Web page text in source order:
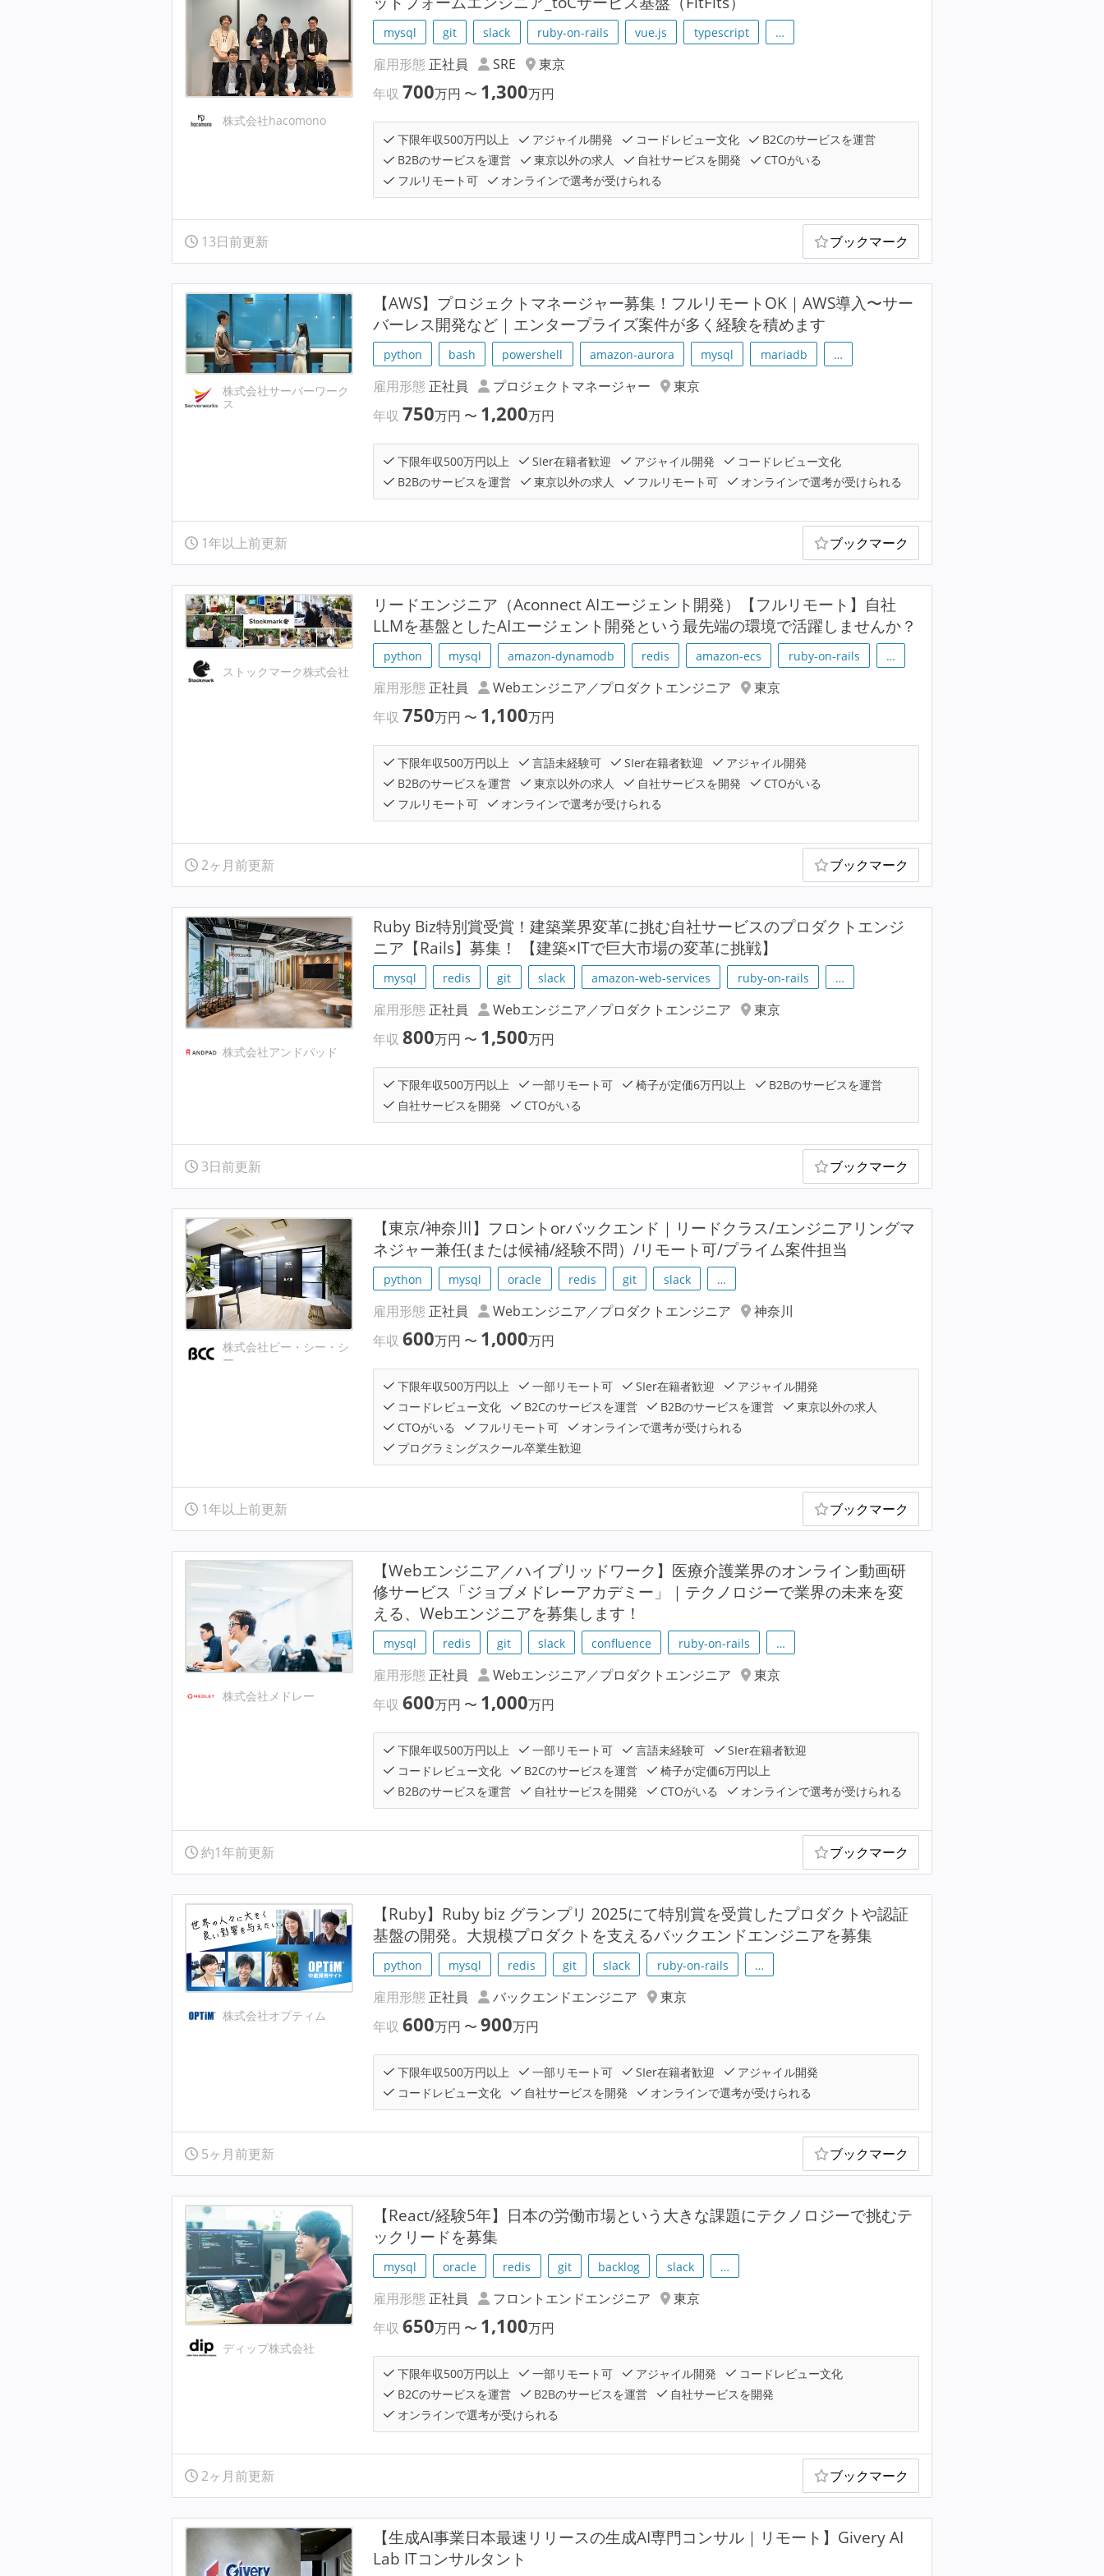
株式会社hacomono
mysql git slack ruby-on-rails vue.js typescript …
雇用形態 正社員 SRE
東京
年収700万円 〜 1,300万円
下限年収500万円以上 アジャイル開発 コードレビュー文化
B2Cのサービスを運営
B2Bのサービスを運営
東京以外の求人 自社サービスを開発
CTOがいる
フルリモート可
オンラインで選考が受けられる
13日前更新 ブックマーク
株式会社サーバーワーク
ス
【AWS】プロジェクトマネージャー募集！フルリモートOK｜AWS導入〜サー
バーレス開発など｜エンタープライズ案件が多く経験を積めます
python bash powershell amazon-aurora mysql mariadb …
雇用形態 正社員 プロジェクトマネージャー
東京
年収750万円 〜 1,200万円
下限年収500万円以上 SIer在籍者歓迎 アジャイル開発
コードレビュー文化
B2Bのサービスを運営
東京以外の求人 フルリモート可 オンラインで選考が受けられる
1年以上前更新 ブックマーク
ストックマーク株式会社
リードエンジニア（Aconnect AIエージェント開発）【フルリモート】自社
LLMを基盤としたAIエージェント開発という最先端の環境で活躍しませんか？
python mysql amazon-dynamodb redis amazon-ecs ruby-on-rails …
雇用形態 正社員 Webエンジニア／プロダクトエンジニア
東京
年収750万円 〜 1,100万円
下限年収500万円以上 言語未経験可 SIer在籍者歓迎
アジャイル開発
B2Bのサービスを運営
東京以外の求人 自社サービスを開発
CTOがいる
フルリモート可
オンラインで選考が受けられる
2ヶ月前更新 ブックマーク
株式会社アンドパッド
Ruby Biz特別賞受賞！建築業界変革に挑む自社サービスのプロダクトエンジ
ニア【Rails】募集！ 【建築×ITで巨大市場の変革に挑戦】
mysql redis git slack amazon-web-services ruby-on-rails …
雇用形態 正社員 Webエンジニア／プロダクトエンジニア
東京
年収800万円 〜 1,500万円
下限年収500万円以上 一部リモート可 椅子が定価6万円以上
B2Bのサービスを運営
自社サービスを開発
CTOがいる
3日前更新 ブックマーク
株式会社ビー・シー・シ
ー
【東京/神奈川】フロントorバックエンド｜リードクラス/エンジニアリングマ
ネジャー兼任(または候補/経験不問）/リモート可/プライム案件担当
python mysql oracle redis git slack …
雇用形態 正社員 Webエンジニア／プロダクトエンジニア
神奈川
年収600万円 〜 1,000万円
下限年収500万円以上 一部リモート可 SIer在籍者歓迎
アジャイル開発
コードレビュー文化
B2Cのサービスを運営 B2Bのサービスを運営
東京以外の求人
CTOがいる
フルリモート可
オンラインで選考が受けられる
プログラミングスクール卒業生歓迎
1年以上前更新 ブックマーク
株式会社メドレー
【Webエンジニア／ハイブリッドワーク】医療介護業界のオンライン動画研
修サービス「ジョブメドレーアカデミー」｜テクノロジーで業界の未来を変
える、Webエンジニアを募集します！
mysql redis git slack confluence ruby-on-rails …
雇用形態 正社員 Webエンジニア／プロダクトエンジニア
東京
年収600万円 〜 1,000万円
下限年収500万円以上 一部リモート可 言語未経験可
SIer在籍者歓迎
コードレビュー文化
B2Cのサービスを運営
椅子が定価6万円以上
B2Bのサービスを運営
自社サービスを開発 CTOがいる オンラインで選考が受けられる
約1年前更新 ブックマーク
株式会社オプティム
【Ruby】Ruby biz グランプリ 2025にて特別賞を受賞したプロダクトや認証
基盤の開発。大規模プロダクトを支えるバックエンドエンジニアを募集
python mysql redis git slack ruby-on-rails …
雇用形態 正社員 バックエンドエンジニア
東京
年収600万円 〜900万円
下限年収500万円以上 一部リモート可 SIer在籍者歓迎
アジャイル開発
コードレビュー文化
自社サービスを開発 オンラインで選考が受けられる
5ヶ月前更新 ブックマーク
ディップ株式会社
【React/経験5年】日本の労働市場という大きな課題にテクノロジーで挑むテ
ックリードを募集
mysql oracle redis git backlog slack …
雇用形態 正社員 フロントエンドエンジニア
東京
年収650万円 〜 1,100万円
下限年収500万円以上 一部リモート可 アジャイル開発
コードレビュー文化
B2Cのサービスを運営
B2Bのサービスを運営
自社サービスを開発
オンラインで選考が受けられる
2ヶ月前更新 ブックマーク
【生成AI事業日本最速リリースの生成AI専門コンサル｜リモート】Givery AI
Lab ITコンサルタント